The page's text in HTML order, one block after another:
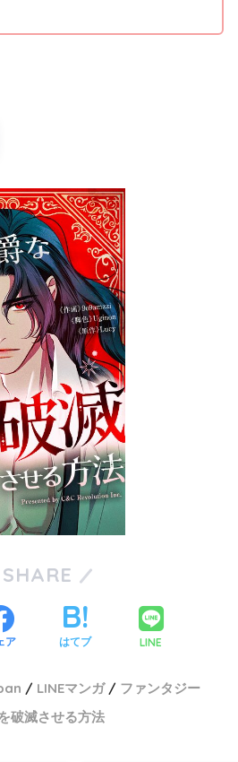
SHARE
ア はてブ LINE
LINEマンガ
ファンタジー
破滅させる方法